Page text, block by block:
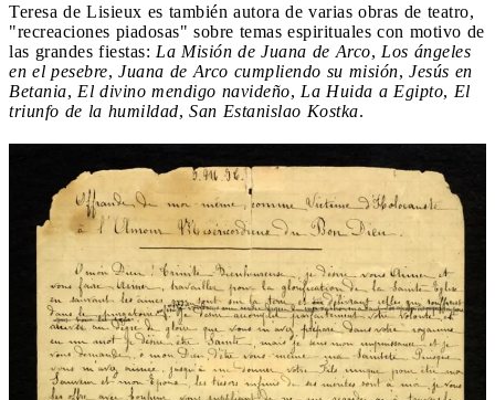
Teresa de Lisieux es también autora de varias obras de teatro,
"recreaciones piadosas" sobre temas espirituales con motivo de
las grandes fiestas: La Misión de Juana de Arco, Los ángeles
en el pesebre, Juana de Arco cumpliendo su misión, Jesús en
Betania, El divino mendigo navideño, La Huida a Egipto, El
triunfo de la humildad, San Estanislao Kostka.